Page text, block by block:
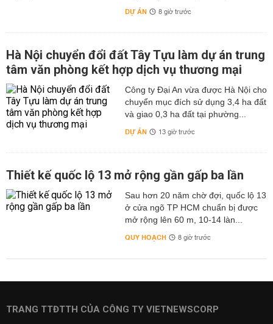
DỰ ÁN 8 giờ trước
Hà Nội chuyển đổi đất Tây Tựu làm dự án trung
tâm văn phòng kết hợp dịch vụ thương mại
Công ty Đại An vừa được Hà Nội cho
chuyển mục đích sử dụng 3,4 ha đất
và giao 0,3 ha đất tại phường...
DỰ ÁN 13 giờ trước
Thiết kế quốc lộ 13 mở rộng gần gấp ba lần
Sau hơn 20 năm chờ đợi, quốc lộ 13
ở cửa ngõ TP HCM chuẩn bị được
mở rộng lên 60 m, 10-14 làn...
QUY HOẠCH 8 giờ trước
TRANG TTĐTTH CỦA CÔNG TY VIETNEWSCORP